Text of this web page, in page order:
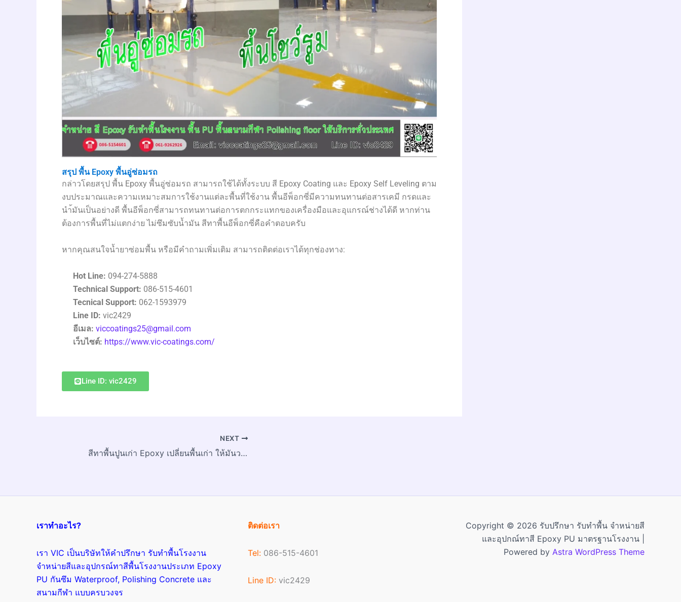
สรุป พื้น Epoxy พื้นอู่ซ่อมรถ
กล่าวโดยสรุป พื้น Epoxy พื้นอู่ซ่อมรถ สามารถใช้ได้ทั้งระบบ สี Epoxy Coating และ Epoxy Self Leveling ตาม
งบประมาณและความเหมาะสมการใช้งานแต่ละพื้นที่ใช้งาน พื้นอีพ็อกซี่มีความทนทานต่อสารเคมี กรดและ
นำ้มันเป็นอย่างดี พื้นอีพ็อกซี่สามารถทนทานต่อการตกกระแทกของเครื่องมือและอุแกรณ์ช่างได้ดี หากท่าน
ต้องการพื้นที่ไม่แตกง่าย ไม่ซึมซับน้ำมัน สีทาพื้นอีพ็อกซี่คือคำตอบครับ
หากคุณสนใจน้ำยาซ่อมพื้น หรือมีคำถามเพิ่มเติม สามารถติดต่อเราได้ทุกช่องทาง:
Hot Line: 094-274-5888
Technical Support: 086-515-4601
Tecnical Support: 062-1593979
Line ID: vic2429
อีเมล: viccoatings25@gmail.com
เว็บไซต์: https://www.vic-coatings.com/
Line ID: vic2429
NEXT
สีทาพื้นปูนเก่า Epoxy เปลี่ยนพื้นเก่า ให้มันวาวได้ดั่งใจ
เราทำอะไร?
เรา VIC เป็นบริษัทให้คำปรึกษา รับทำพื้นโรงงาน
จำหน่ายสีและอุปกรณ์ทาสีพื้นโรงงานประเภท Epoxy
PU กันซึม Waterproof, Polishing Concrete และ
สนามกีฬา แบบครบวงจร
ติดต่อเรา
Tel:086-515-4601
Line ID:vic2429
Copyright © 2026 รับปรึกษา รับทำพื้น จำหน่ายสี
และอุปกณ์ทาสี Epoxy PU มาตรฐานโรงงาน |
Powered by Astra WordPress Theme